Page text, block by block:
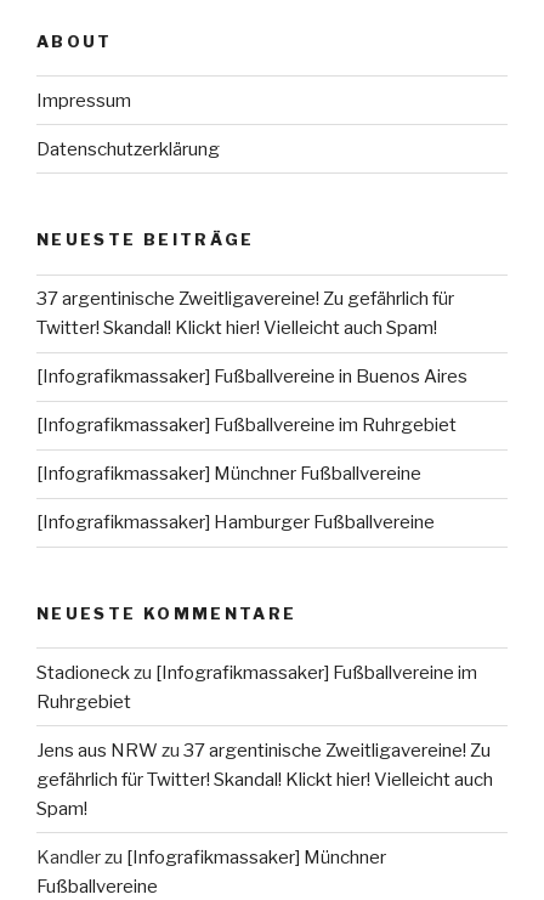
ABOUT
Impressum
Datenschutzerklärung
NEUESTE BEITRÄGE
37 argentinische Zweitligavereine! Zu gefährlich für
Twitter! Skandal! Klickt hier! Vielleicht auch Spam!
[Infografikmassaker] Fußballvereine in Buenos Aires
[Infografikmassaker] Fußballvereine im Ruhrgebiet
[Infografikmassaker] Münchner Fußballvereine
[Infografikmassaker] Hamburger Fußballvereine
NEUESTE KOMMENTARE
Stadioneckzu [Infografikmassaker] Fußballvereine im
Ruhrgebiet
Jens aus NRW zu 37 argentinische Zweitligavereine! Zu
gefährlich für Twitter! Skandal! Klickt hier! Vielleicht auch
Spam!
Kandlerzu [Infografikmassaker] Münchner
Fußballvereine